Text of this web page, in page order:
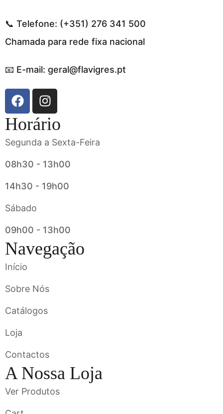
📞 Telefone: (+351) 276 341 500
Chamada para rede fixa nacional
📧 E-mail: geral@flavigres.pt
Horário
Segunda a Sexta-Feira
08h30 - 13h00
14h30 - 19h00
Sábado
09h00 - 13h00
Navegação
Início
Sobre Nós
Catálogos
Loja
Contactos
A Nossa Loja
Ver Produtos